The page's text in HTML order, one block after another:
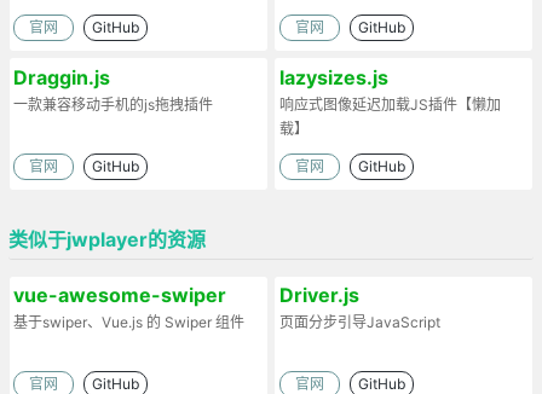
官网 GitHub 官网 GitHub
Draggin.js
一款兼容移动手机的js拖拽插件
官网 GitHub
lazysizes.js
响应式图像延迟加载JS插件【懒加
载】
官网 GitHub
类似于jwplayer的资源
vue-awesome-swiper
基于swiper、Vue.js 的 Swiper 组件
官网 GitHub
Driver.js
页面分步引导JavaScript
官网 GitHub